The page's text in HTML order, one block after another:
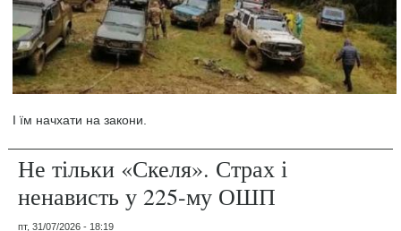
І їм начхати на закони.
Не тільки «Скеля». Страх і
ненависть у 225-му ОШП
пт, 31/07/2026 - 18:19